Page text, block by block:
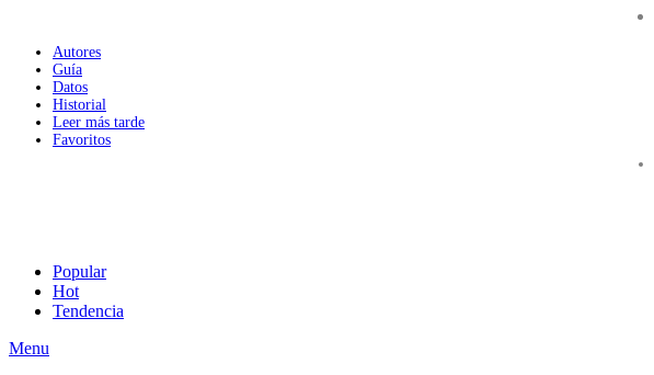
Autores
Guía
Datos
Historial
Leer más tarde
Favoritos
Popular
Hot
Tendencia
Menu